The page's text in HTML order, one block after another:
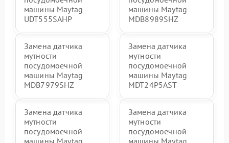
машины Maytag
UDT555SAHP
машины Maytag
MDB8989SHZ
Замена датчика
мутности
посудомоечной
машины Maytag
MDB7979SHZ
Замена датчика
мутности
посудомоечной
машины Maytag
MDT24P5AST
Замена датчика
мутности
посудомоечной
машины Maytag
Замена датчика
мутности
посудомоечной
машины Maytag